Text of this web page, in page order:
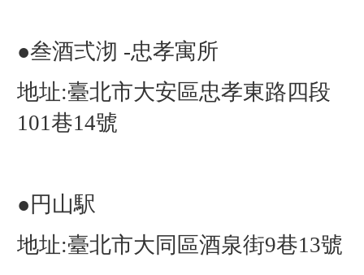
●叁酒弍沏 -忠孝寓所
地址:臺北市大安區忠孝東路四段
101巷14號
●円山駅
地址:臺北市大同區酒泉街9巷13號